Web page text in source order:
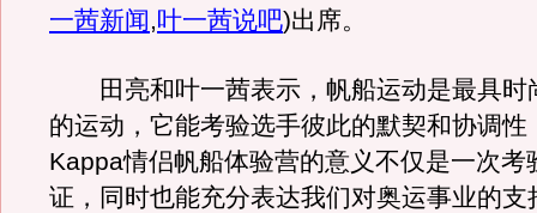
一茜新闻,叶一茜说吧)出席。
田亮和叶一茜表示，帆船运动是最具时
的运动，它能考验选手彼此的默契和协调性
Kappa情侣帆船体验营的意义不仅是一次考
证，同时也能充分表达我们对奥运事业的支